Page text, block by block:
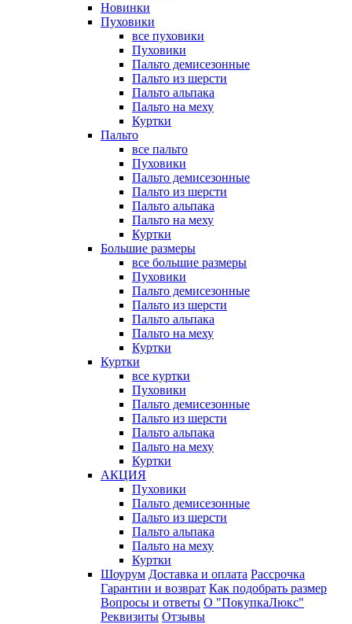
Новинки
Пуховики
все пуховики
Пуховики
Пальто демисезонные
Пальто из шерсти
Пальто альпака
Пальто на меху
Куртки
Пальто
все пальто
Пуховики
Пальто демисезонные
Пальто из шерсти
Пальто альпака
Пальто на меху
Куртки
Большие размеры
все большие размеры
Пуховики
Пальто демисезонные
Пальто из шерсти
Пальто альпака
Пальто на меху
Куртки
Куртки
все куртки
Пуховики
Пальто демисезонные
Пальто из шерсти
Пальто альпака
Пальто на меху
Куртки
АКЦИЯ
Пуховики
Пальто демисезонные
Пальто из шерсти
Пальто альпака
Пальто на меху
Куртки
Шоурум Доставка и оплата Рассрочка
Гарантии и возврат Как подобрать размер
Вопросы и ответы О "ПокупкаЛюкс"
Реквизиты Отзывы